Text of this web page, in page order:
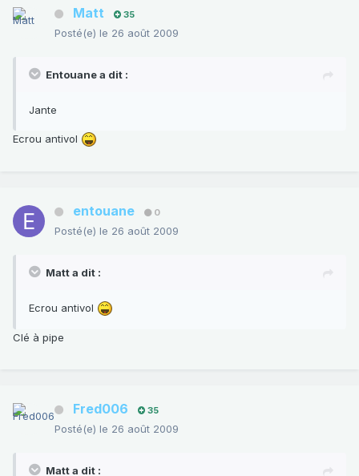
Matt 35
Posté(e) le 26 août 2009
Entouane a dit :
Jante
Ecrou antivol
entouane 0
Posté(e) le 26 août 2009
Matt a dit :
Ecrou antivol
Clé à pipe
Fred006 35
Posté(e) le 26 août 2009
Matt a dit :